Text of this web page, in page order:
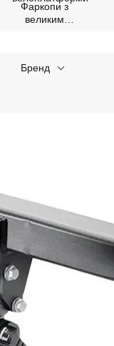
Фаркопи з
великим
Бренд